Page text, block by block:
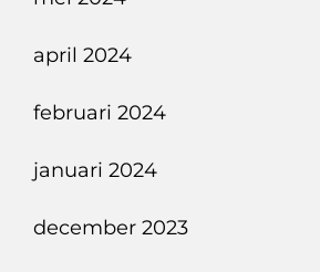
april 2024
februari 2024
januari 2024
december 2023